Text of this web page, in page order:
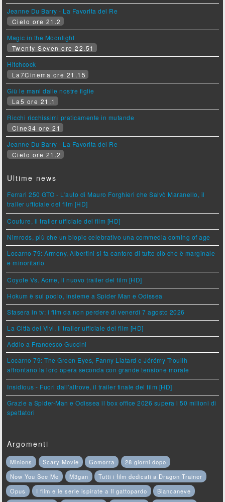
Jeanne Du Barry - La Favorita del Re
Cielo ore 21.2
Magic in the Moonlight
Twenty Seven ore 22.51
Hitchcock
La7Cinema ore 21.15
Giù le mani dalle nostre figlie
La5 ore 21.1
Ricchi ricchissimi praticamente in mutande
Cine34 ore 21
Jeanne Du Barry - La Favorita del Re
Cielo ore 21.2
Ultime news
Ferrari 250 GTO - L'auto di Mauro Forghieri che Salvò Maranello, il
trailer ufficiale del film [HD]
Couture, il trailer ufficiale del film [HD]
Nimrods, più che un biopic celebrativo una commedia coming of age
Locarno 79: Armony, Albertini si fa cantore di tutto ciò che è marginale
e minoritario
Coyote Vs. Acme, il nuovo trailer del film [HD]
Hokum è sul podio, insieme a Spider Man e Odissea
Stasera in tv: i film da non perdere di venerdì 7 agosto 2026
La Città dei Vivi, il trailer ufficiale del film [HD]
Addio a Francesco Guccini
Locarno 79: The Green Eyes, Fanny Liatard e Jérémy Trouilh
affrontano la loro opera seconda con grande tensione morale
Insidious - Fuori dall'altrove, il trailer finale del film [HD]
Grazie a Spider-Man e Odissea il box office 2026 supera i 50 milioni di
spettatori
Argomenti
Minions Scary Movie Gomorra
28 giorni dopo
Now You See Me
M3gan
Tutti i film dedicati a Dragon Trainer
Opus
I film e le serie ispirate a Il gattopardo
Biancaneve